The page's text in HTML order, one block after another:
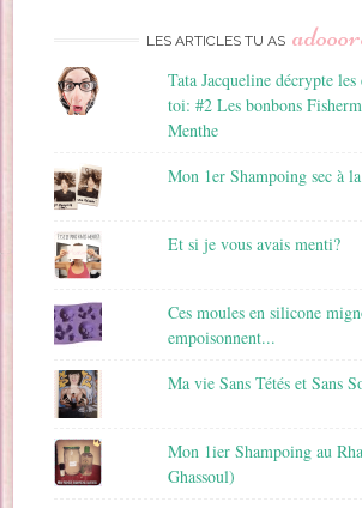
LES ARTICLES TU AS
Tata Jacqueline décrypte
toi: #2 Les bonbons
Menthe
Mon 1er Shampoing sec à
Et si je vous avais menti?
Ces moules en silicone
empoisonnent...
Ma vie Sans Tétés et Sans
Mon 1ier Shampoing au
Ghassoul)